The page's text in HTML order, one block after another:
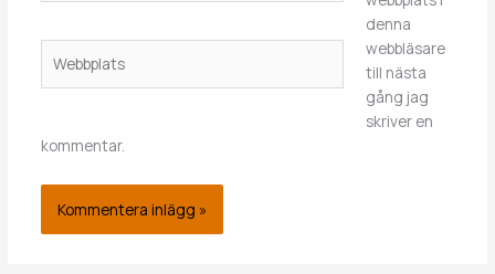
denna
webbläsare
till nästa
gång jag
skriver en
kommentar.